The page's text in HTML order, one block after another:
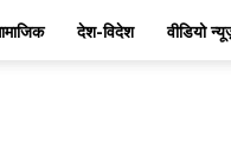
देश-विदेश वीडियो